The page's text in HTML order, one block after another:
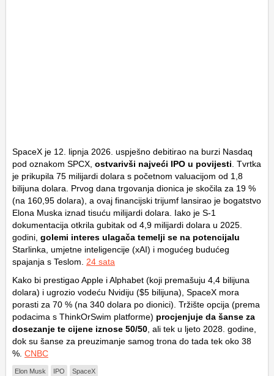
SpaceX je 12. lipnja 2026. uspješno debitirao na burzi Nasdaq
pod oznakom SPCX, ostvarivši najveći IPO u povijesti . Tvrtka
je prikupila 75 milijardi dolara s početnom valuacijom od 1,8
bilijuna dolara. Prvog dana trgovanja dionica je skočila za 19 %
(na 160,95 dolara), a ovaj financijski trijumf lansirao je bogatstvo
Elona Muska iznad tisuću milijardi dolara. Iako je S-1
dokumentacija otkrila gubitak od 4,9 milijardi dolara u 2025.
godini, golemi interes ulagača temelji se na potencijalu
Starlinka, umjetne inteligencije (xAI) i mogućeg budućeg
spajanja s Teslom. 24 sata
Kako bi prestigao Apple i Alphabet (koji premašuju 4,4 bilijuna
dolara) i ugrozio vodeću Nvidiju ($5 bilijuna), SpaceX mora
porasti za 70 % (na 340 dolara po dionici). Tržište opcija (prema
podacima s ThinkOrSwim platforme) procjenjuje da šanse za
dosezanje te cijene iznose 50/50 , ali tek u ljeto 2028. godine,
dok su šanse za preuzimanje samog trona do tada tek oko 38
%. CNBC
Elon Musk IPO SpaceX